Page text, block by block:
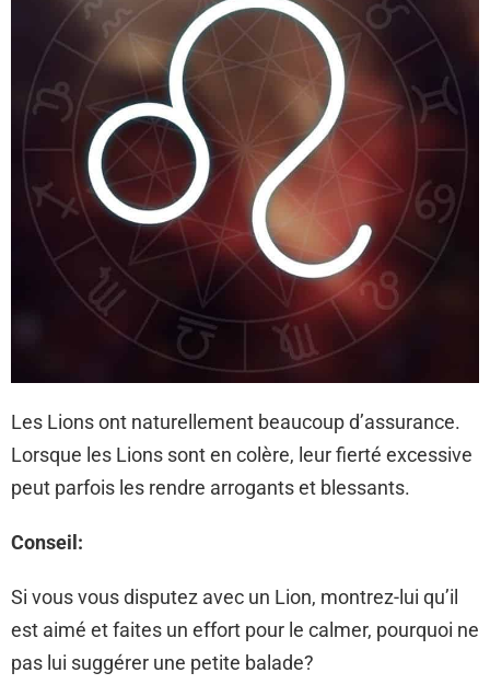
Les Lions ont naturellement beaucoup d’assurance.
Lorsque les Lions sont en colère, leur fierté excessive
peut parfois les rendre arrogants et blessants.
Conseil:
Si vous vous disputez avec un Lion, montrez-lui qu’il
est aimé et faites un effort pour le calmer, pourquoi ne
pas lui suggérer une petite balade?